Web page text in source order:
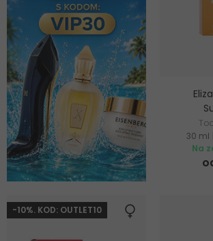
30 ml
Na
-10%. KOD: OUTLET10